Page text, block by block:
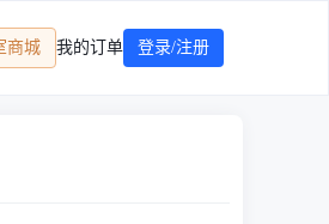
商城 我的订单 登录/注册